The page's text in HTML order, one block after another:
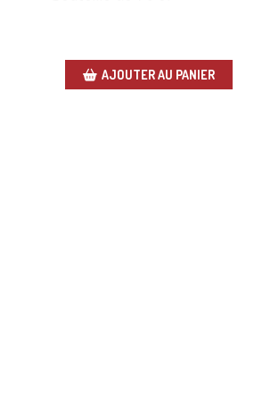
AJOUTER AU PANIER